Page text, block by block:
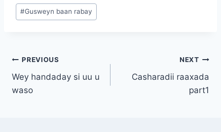
Post
Tags:
#Gusweyn baan rabay
Post
navigation
PREVIOUS
Wey handaday si uu u
waso
NEXT
Casharadii raaxada
part1